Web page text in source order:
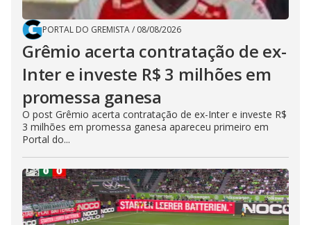
PORTAL DO GREMISTA/ 08/08/2026
Grêmio acerta contratação de ex-
Inter e investe R$ 3 milhões em
promessa ganesa
O post Grêmio acerta contratação de ex-Inter e investe R$
3 milhões em promessa ganesa apareceu primeiro em
Portal do...